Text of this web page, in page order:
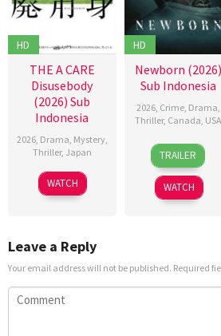
HD
THE A CARE
Disusebody
(2026) Sub
Indonesia
2026, Drama, Mystery,
Thriller, Japan
15
May
Kôki
Yoshida
WATCH
HD
Newborn (2026)
Sub Indonesia
2026, Crime, Drama,
Thriller, Canada, USA
10
Apr
2026
Nate
Parker
TRAILER
WATCH
Leave a Reply
Your email address will not be published. Required